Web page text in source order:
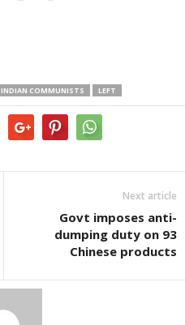
INDIAN COMMUNISTS LEFT
Next article
Govt imposes anti-
dumping duty on 93
Chinese products